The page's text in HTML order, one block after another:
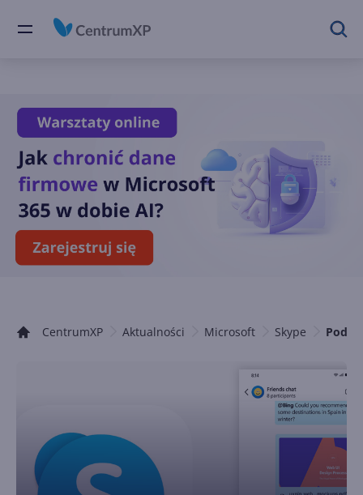
CentrumXP Aktualności Microsoft Skype